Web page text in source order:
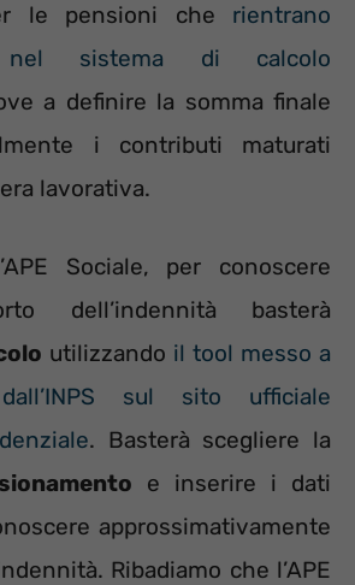
le pensioni che rientrano
nel sistema di calcolo
a definire la somma finale
i contributi maturati
lavorativa.
Sociale, per conoscere
dell’indennità basterà
utilizzando il tool messo a
sul sito ufficiale
. Basterà scegliere la
e inserire i dati
approssimativamente
Ribadiamo che l’APE